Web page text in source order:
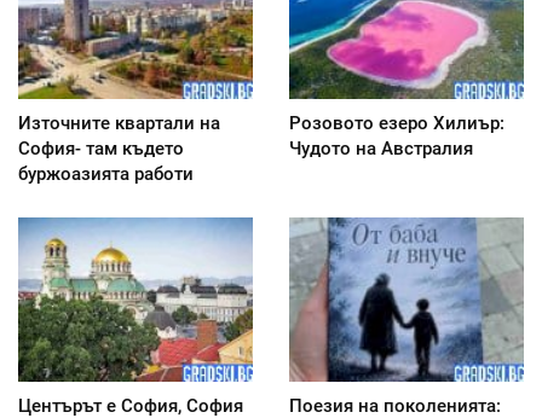
Източните квартали на
София- там където
буржоазията работи
Розовото езеро Хилиър:
Чудото на Австралия
Центърът е София, София
Поезия на поколенията: